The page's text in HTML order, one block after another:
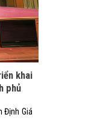
khai
phủ
Định Giá